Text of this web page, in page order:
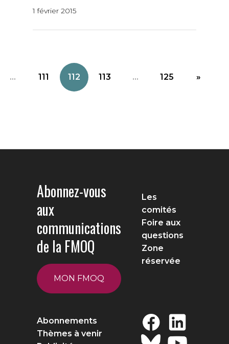
1 février 2015
... 111 112 113 ... 125 »
Abonnez-vous
aux
communications
de la FMOQ
MON FMOQ
Les
comités
Foire aux
questions
Zone
réservée
Abonnements
Thèmes à venir